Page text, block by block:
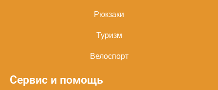
Рюкзаки
Туризм
Велоспорт
Сервис и помощь